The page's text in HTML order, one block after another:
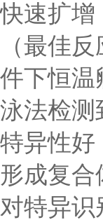
快速扩增
（最佳
件下恒温
泳法检测
特异性好
形成复合
对特异